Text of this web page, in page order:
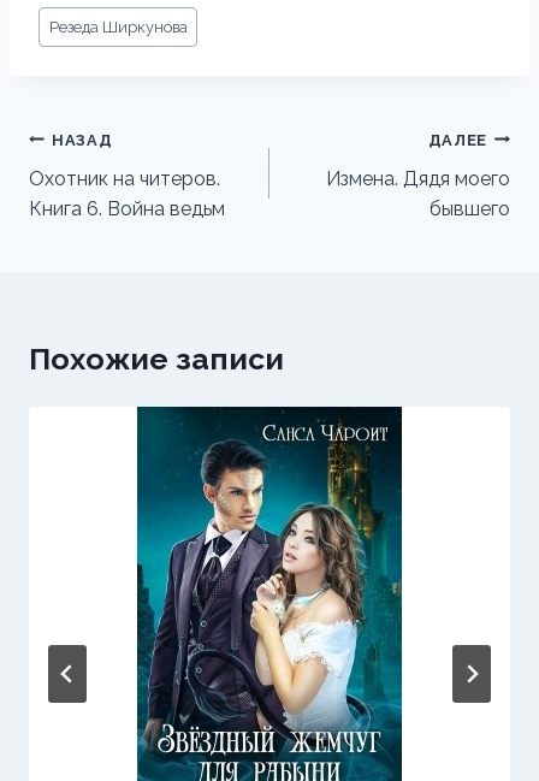
Метки
записи:
Резеда Ширкунова
Навигация
по
записям
НАЗАД
Охотник на читеров.
Книга 6. Война ведьм
ДАЛЕЕ
Измена. Дядя моего
бывшего
Похожие записи